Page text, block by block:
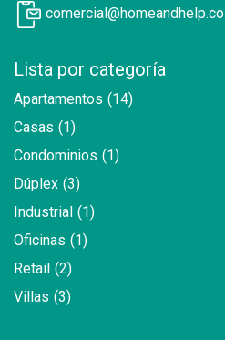
comercial@homeandhelp.co
Lista por categoría
Apartamentos (14)
Casas (1)
Condominios (1)
Dúplex (3)
Industrial (1)
Oficinas (1)
Retail (2)
Villas (3)